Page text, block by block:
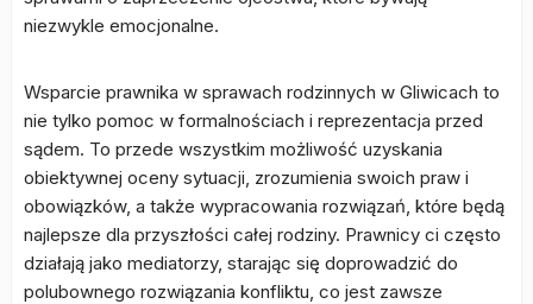
niezwykle emocjonalne.
Wsparcie prawnika w sprawach rodzinnych w Gliwicach to
nie tylko pomoc w formalnościach i reprezentacja przed
sądem. To przede wszystkim możliwość uzyskania
obiektywnej oceny sytuacji, zrozumienia swoich praw i
obowiązków, a także wypracowania rozwiązań, które będą
najlepsze dla przyszłości całej rodziny. Prawnicy ci często
działają jako mediatorzy, starając się doprowadzić do
polubownego rozwiązania konfliktu, co jest zawsze